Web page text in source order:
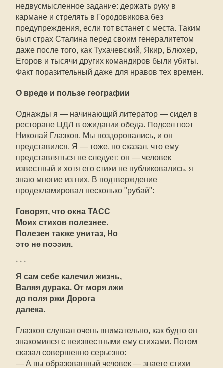
недвусмысленное задание: держать руку в
кармане и стрелять в Городовикова без
предупреждения, если тот встанет с места. Таким
был страх Сталина перед своим генералитетом
даже после того, как Тухачевский, Якир, Блюхер,
Егоров и тысячи других командиров были убиты.
Факт поразительный даже для нравов тех времен.
О вреде и пользе географии
Однажды я — начинающий литератор — сидел в
ресторане ЦДЛ в ожидании обеда. Подсел поэт
Николай Глазков. Мы поздоровались, и он
представился. Я — тоже, но сказал, что ему
представляться не следует: он — человек
известный и хотя его стихи не публиковались, я
знаю многие из них. В подтверждение
продекламировал несколько "рубай":
Говорят, что окна ТАСС
Моих стихов полезнее.
Полезен также унитаз, Но
это не поэзия.
* * *
Я сам себе калечил жизнь,
Валяя дурака. От моря лжи
до поля ржи Дорога
далека.
Глазков слушал очень внимательно, как будто он
знакомился с неизвестными ему стихами. Потом
сказал совершенно серьезно:
— А вы образованный человек — знаете стихи